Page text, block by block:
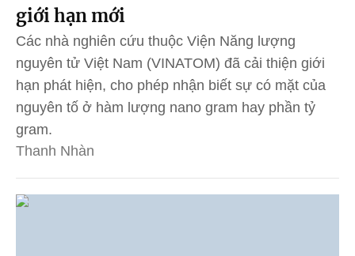
giới hạn mới
Các nhà nghiên cứu thuộc Viện Năng lượng
nguyên tử Việt Nam (VINATOM) đã cải thiện giới
hạn phát hiện, cho phép nhận biết sự có mặt của
nguyên tố ở hàm lượng nano gram hay phần tỷ
gram.
Thanh Nhàn